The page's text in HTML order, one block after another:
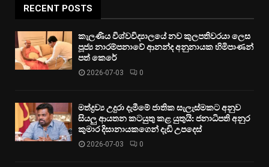
RECENT POSTS
කැලණිය විශ්වවිද්‍යාලයේ නව කුලපතිවරයා ලෙස
පූජ්‍ය නාරම්පනාවේ ආනන්ද අනුනායක හිමිපාණන්
පත් කෙරේ
2026-07-03 0
මත්ද්‍රව්‍ය උදුරා දැමීමේ ජාතික සැලැස්මකට අනුව
සියලු ආයතන කටයුතු කළ යුතුයි: ජනාධිපති අනුර
කුමාර දිසානායකගෙන් දැඩි උපදෙස්
2026-07-03 0